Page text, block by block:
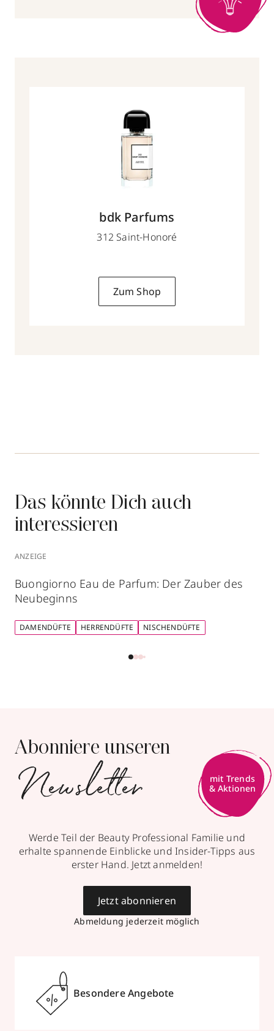
bdk Parfums
312 Saint-Honoré
Zum Shop
Das könnte Dich auch
interessieren
ANZEIGE
Buongiorno Eau de Parfum: Der Zauber des
Neubeginns
DAMENDÜFTE HERRENDÜFTE NISCHENDÜFTE
Abonniere unseren
Newsletter
Werde Teil der Beauty Professional Familie und
erhalte spannende Einblicke und Insider-Tipps aus
erster Hand. Jetzt anmelden!
Abmeldung jederzeit möglich
Jetzt abonnieren
Besondere Angebote